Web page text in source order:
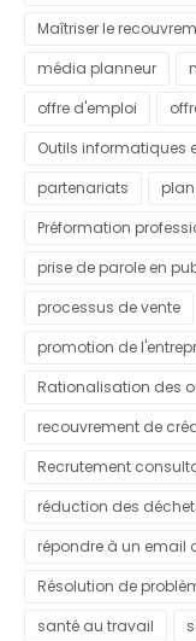
Maîtriser le
média planneur
offre d'emploi
Outils informatiques
partenariats
Préformation
commune urbaine
prise de parole en
processus de vente
promotion de
Rationalisation des
recouvrement de
Recrutement
réduction des
répondre à un email
Résolution de
santé au travail